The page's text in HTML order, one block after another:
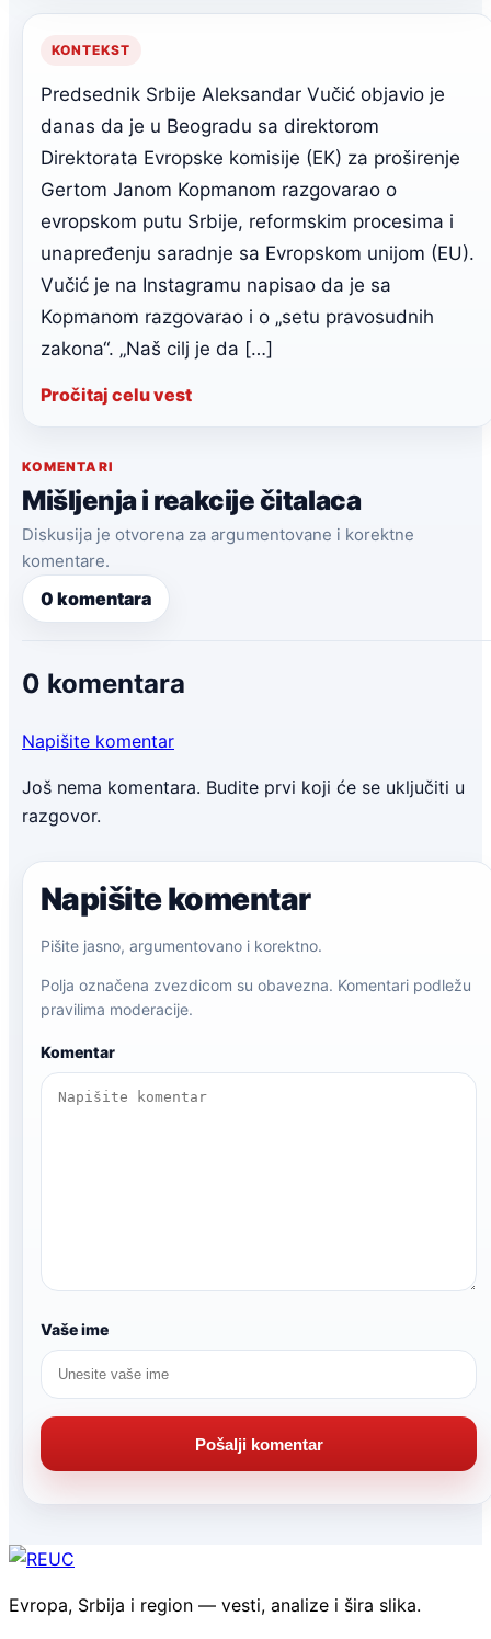
KONTEKST
Predsednik Srbije Aleksandar Vučić objavio je
danas da je u Beogradu sa direktorom
Direktorata Evropske komisije (EK) za proširenje
Gertom Janom Kopmanom razgovarao o
evropskom putu Srbije, reformskim procesima i
unapređenju saradnje sa Evropskom unijom (EU).
Vučić je na Instagramu napisao da je sa
Kopmanom razgovarao i o „setu pravosudnih
zakona“. „Naš cilj je da […]
Pročitaj celu vest
KOMENTARI
Mišljenja i reakcije čitalaca
Diskusija je otvorena za argumentovane i korektne
komentare.
0 komentara
0 komentara
Napišite komentar
Još nema komentara. Budite prvi koji će se uključiti u
razgovor.
Napišite komentar
Pišite jasno, argumentovano i korektno.
Polja označena zvezdicom su obavezna. Komentari podležu
pravilima moderacije.
Komentar
Vaše ime
Evropa, Srbija i region — vesti, analize i šira slika.